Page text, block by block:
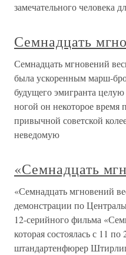
замечательного человека
Семнадцать
Семнадцать мгновений
была ускоренным марш-
будущего эмигранта
ногой он некоторое время
привычной советской
неведомую
«Семнадцать
«Семнадцать мгновений
демонстрации по
12-серийного фильма
которая состоялась с 11 по
штандартенфюрер